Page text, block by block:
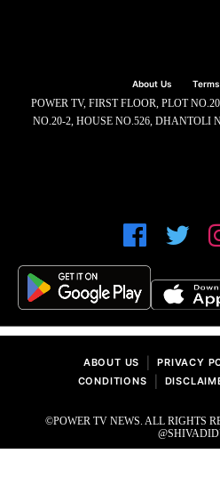
About Us
POWER TV, FIRST FLOOR, PLOT
NO.20-2, HOUSE NO.526, DHANTOLI
ABOUT US PRIVACY
CONDITIONS
©POWER TV NEWS. ALL RIGHTS